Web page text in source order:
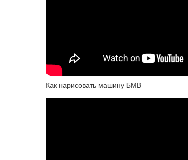
Как нарисовать машину БМВ